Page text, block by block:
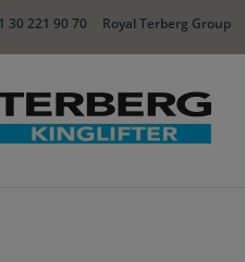
30 221 90 70 Royal Terberg Group